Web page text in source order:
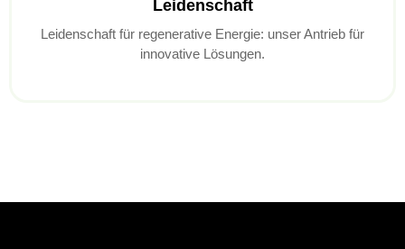
Leidenschaft
Leidenschaft für regenerative Energie: unser Antrieb für
innovative Lösungen.